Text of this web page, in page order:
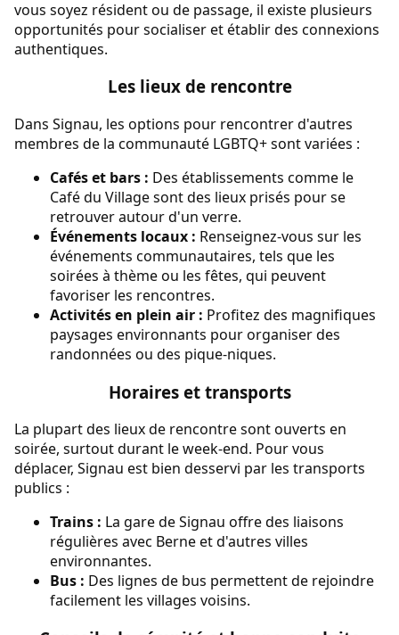
vous soyez résident ou de passage, il existe plusieurs
opportunités pour socialiser et établir des connexions
authentiques.
Les lieux de rencontre
Dans Signau, les options pour rencontrer d'autres
membres de la communauté LGBTQ+ sont variées :
Cafés et bars : Des établissements comme le
Café du Village sont des lieux prisés pour se
retrouver autour d'un verre.
Événements locaux : Renseignez-vous sur les
événements communautaires, tels que les
soirées à thème ou les fêtes, qui peuvent
favoriser les rencontres.
Activités en plein air : Profitez des magnifiques
paysages environnants pour organiser des
randonnées ou des pique-niques.
Horaires et transports
La plupart des lieux de rencontre sont ouverts en
soirée, surtout durant le week-end. Pour vous
déplacer, Signau est bien desservi par les transports
publics :
Trains : La gare de Signau offre des liaisons
régulières avec Berne et d'autres villes
environnantes.
Bus : Des lignes de bus permettent de rejoindre
facilement les villages voisins.